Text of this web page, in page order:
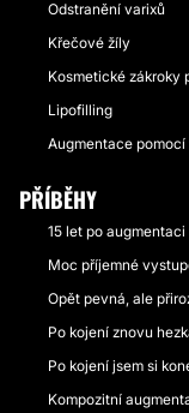
Odstranění varixů
Křečové žíly
Kosmetické zákroky
Lipofilling
Augmentace
PŘÍBĚHY
15 let po
Moc příjemné
Opět pevná, ale
Po kojení znovu
Po kojení jsem si
Kompozitní